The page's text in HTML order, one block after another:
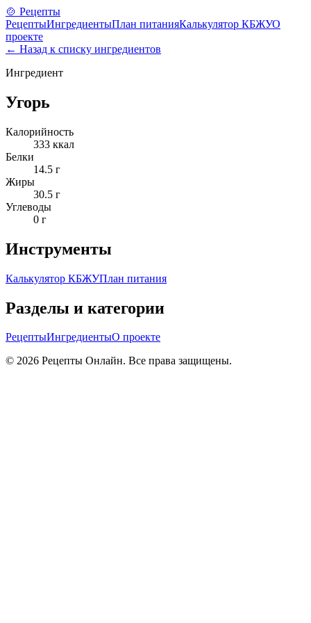
🍲 Рецепты
РецептыИнгредиентыПлан питанияКалькулятор КБЖУО
проекте
← Назад к списку ингредиентов
Ингредиент
Угорь
Калорийность
333 ккал
Белки
14.5 г
Жиры
30.5 г
Углеводы
0 г
Инструменты
Калькулятор КБЖУПлан питания
Разделы и категории
РецептыИнгредиентыО проекте
© 2026 Рецепты Онлайн. Все права защищены.